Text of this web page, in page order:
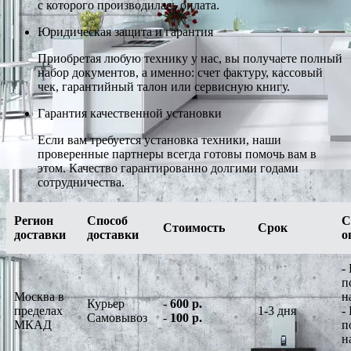
с которого производилась оплата.
Юридическая защита и гарантия
Приобретая любую технику у нас, вы получаете полный
набор документов, а именно: счет фактуру, кассовый
чек, гарантийный талон или сервисную книгу.
Гарантия качественной установки
Если вам требуется установка техники, наши
проверенные партнеры всегда готовы помочь вам в
этом. Качество гарантированно долгими годами
сотрудничества.
Регион
доставки
Способ
доставки
Стоимость Срок
Москва в
пределах
МКАД
Курьер
Самовывоз
-600 р.
-100 р.
1-3 дня
-
-